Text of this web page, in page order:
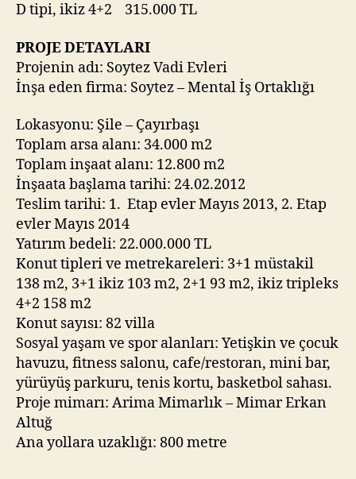
D tipi, ikiz 4+2 315.000 TL
PROJE DETAYLARI
Projenin adı: Soytez Vadi Evleri
İnşa eden firma: Soytez – Mental İş Ortaklığı
Lokasyonu: Şile – Çayırbaşı
Toplam arsa alanı: 34.000 m2
Toplam inşaat alanı: 12.800 m2
İnşaata başlama tarihi: 24.02.2012
Teslim tarihi: 1. Etap evler Mayıs 2013, 2. Etap
evler Mayıs 2014
Yatırım bedeli: 22.000.000 TL
Konut tipleri ve metrekareleri: 3+1 müstakil
138 m2, 3+1 ikiz 103 m2, 2+1 93 m2, ikiz tripleks
4+2 158 m2
Konut sayısı: 82 villa
Sosyal yaşam ve spor alanları: Yetişkin ve çocuk
havuzu, fitness salonu, cafe/restoran, mini bar,
yürüyüş parkuru, tenis kortu, basketbol sahası.
Proje mimarı: Arima Mimarlık – Mimar Erkan
Altuğ
Ana yollara uzaklığı: 800 metre